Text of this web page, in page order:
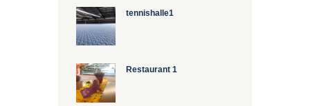
tennishalle1
Restaurant 1